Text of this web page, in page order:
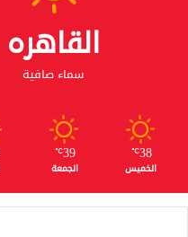
القاهره
سماء صافية
38
℃
الخميس
39
℃
الجمعة